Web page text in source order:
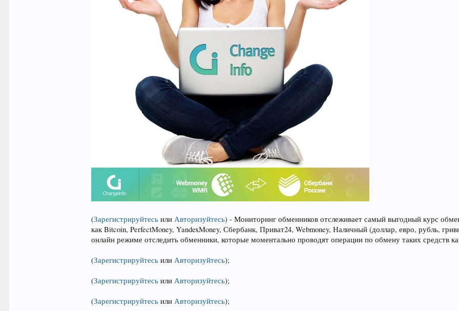
(Зарегистрируйтесь илиАвторизуйтесь) - Мониторинг обменников отслеживает самый выгодный курс
как Bitcoin, PerfectMoney, YandexMoney, Сбербанк, Приват24, Webmoney, Наличный (доллар, евро, рубль,
онлайн режиме отследить обменники, которые моментально проводят операции по обмену таких средств
(Зарегистрируйтесь илиАвторизуйтесь);
(Зарегистрируйтесь илиАвторизуйтесь);
(Зарегистрируйтесь илиАвторизуйтесь);